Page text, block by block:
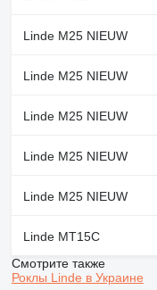
Linde M25 NIEUW
Linde M25 NIEUW
Linde M25 NIEUW
Linde M25 NIEUW
Linde M25 NIEUW
Linde MT15C
Смотрите также
Роклы Linde в Украине